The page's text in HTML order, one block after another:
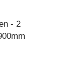
- 2